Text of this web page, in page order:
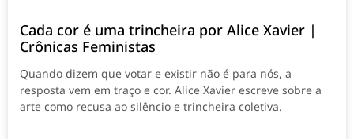
Cada cor é uma trincheira por Alice Xavier |
Crônicas Feministas
Quando dizem que votar e existir não é para nós, a
resposta vem em traço e cor. Alice Xavier escreve sobre a
arte como recusa ao silêncio e trincheira coletiva.